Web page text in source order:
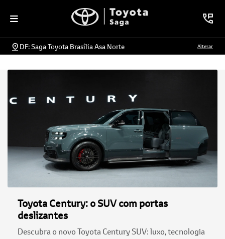
DF: Saga Toyota Brasília Asa Norte Alterar
Toyota Century: o SUV com portas
deslizantes
Descubra o novo Toyota Century SUV: luxo, tecnologia